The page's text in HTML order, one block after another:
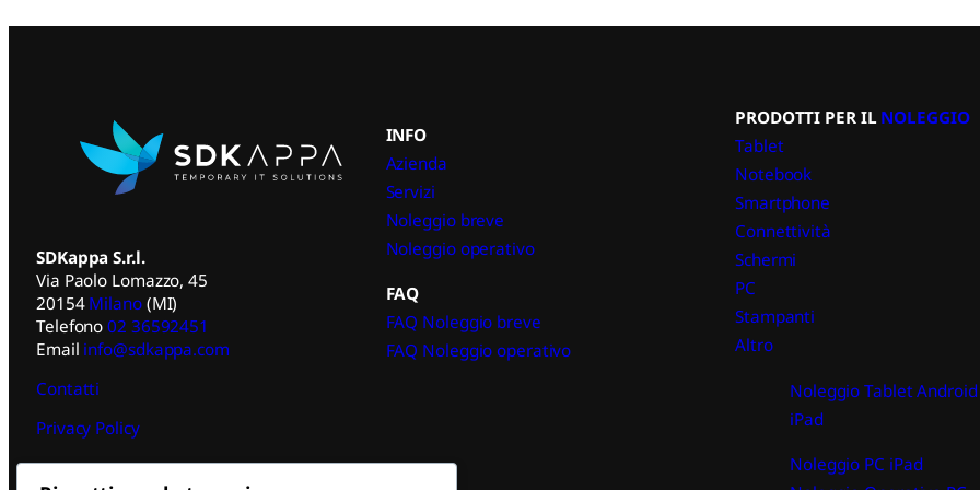
SDKappa S.r.l.
Via Paolo Lomazzo, 45
20154 Milano(MI)
Telefono02 36592451
Email info@sdkappa.com
Contatti
Privacy Policy
INFO
Azienda
Servizi
Noleggio breve
Noleggio operativo
FAQ
FAQ Noleggio breve
FAQ Noleggio operativo
PRODOTTI PER IL NOLEGGIO
Tablet
Notebook
Smartphone
Connettività
Schermi
PC
Stampanti
Altro
Noleggio Tablet
iPad
Noleggio PC iPad